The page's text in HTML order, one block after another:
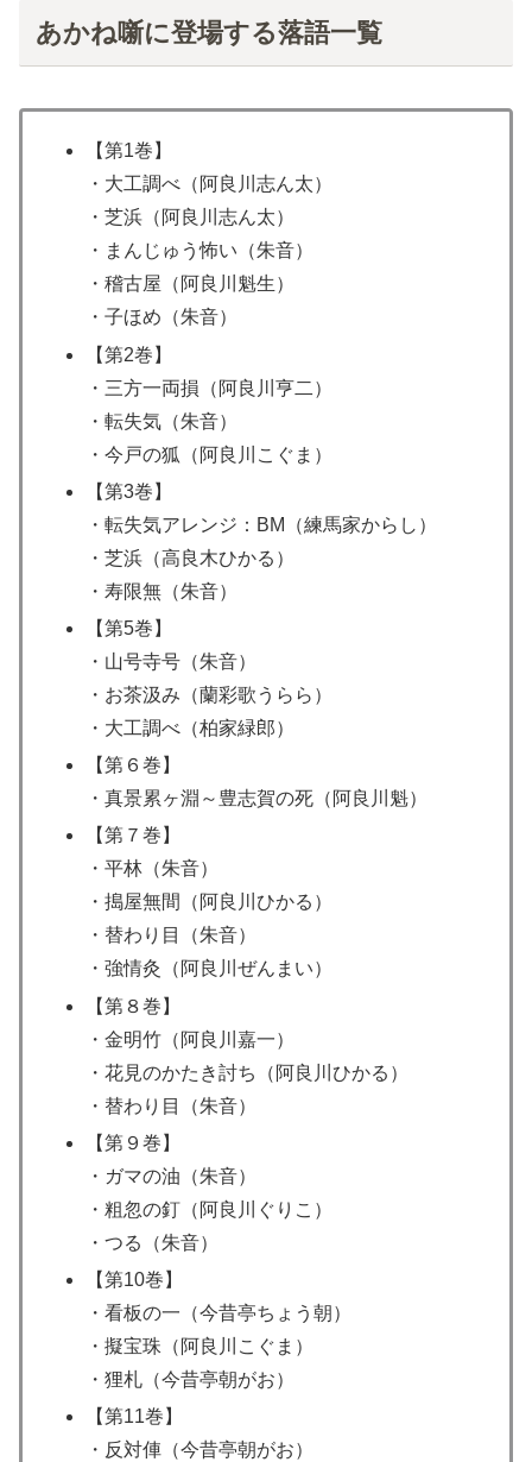
あかね噺に登場する落語一覧
【第1巻】
・大工調べ（阿良川志ん太）
・芝浜（阿良川志ん太）
・まんじゅう怖い（朱音）
・稽古屋（阿良川魁生）
・子ほめ（朱音）
【第2巻】
・三方一両損（阿良川亨二）
・転失気（朱音）
・今戸の狐（阿良川こぐま）
【第3巻】
・転失気アレンジ：BM（練馬家からし）
・芝浜（高良木ひかる）
・寿限無（朱音）
【第5巻】
・山号寺号（朱音）
・お茶汲み（蘭彩歌うらら）
・大工調べ（柏家緑郎）
【第６巻】
・真景累ヶ淵～豊志賀の死（阿良川魁）
【第７巻】
・平林（朱音）
・搗屋無間（阿良川ひかる）
・替わり目（朱音）
・強情灸（阿良川ぜんまい）
【第８巻】
・金明竹（阿良川嘉一）
・花見のかたき討ち（阿良川ひかる）
・替わり目（朱音）
【第９巻】
・ガマの油（朱音）
・粗忽の釘（阿良川ぐりこ）
・つる（朱音）
【第10巻】
・看板の一（今昔亭ちょう朝）
・擬宝珠（阿良川こぐま）
・狸札（今昔亭朝がお）
【第11巻】
・反対俥（今昔亭朝がお）